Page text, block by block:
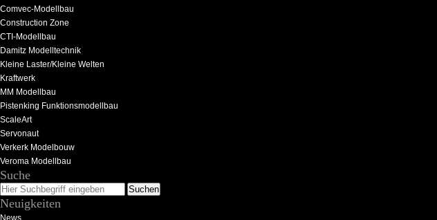
Comvec-Modellbau
Construction Zone
CTI-Modellbau
Damitz Modelltechnik
Kleine Laster/Kleine Welten
Kraftwerk
MM Modellbau
Pistenking Funktionsmodellbau
ScaleArt
Servonaut
Verkerk Modelbouw
Veroma Modellbau
Suche
Neuigkeiten
News